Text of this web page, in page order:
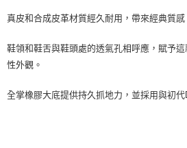
真皮和合成皮革材質經久耐用，帶來經典質感
鞋領和鞋舌與鞋頭處的透氣孔相呼應，賦予
性外觀。
全掌橡膠大底提供持久抓地力，並採用與初代